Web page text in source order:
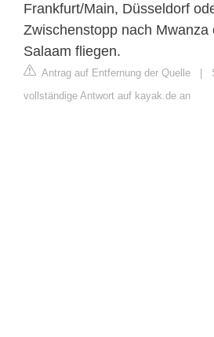
Frankfurt/Main, Düsseldorf
Zwischenstopp nach Mwanza
Salaam fliegen.
Antrag auf Entfernung der Quelle
vollständige Antwort auf kayak.de an